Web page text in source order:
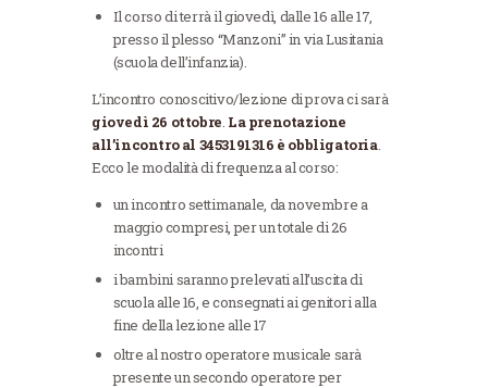
Il corso di terrà il giovedì, dalle 16 alle 17,
presso il plesso “Manzoni” in via Lusitania
(scuola dell’infanzia).
L’incontro conoscitivo/lezione di prova ci sarà
giovedì 26 ottobre. La prenotazione
all’incontro al 3453191316 è obbligatoria.
Ecco le modalità di frequenza al corso:
un incontro settimanale, da novembre a
maggio compresi, per un totale di 26
incontri
i bambini saranno prelevati all’uscita di
scuola alle 16, e consegnati ai genitori alla
fine della lezione alle 17
oltre al nostro operatore musicale sarà
presente un secondo operatore per